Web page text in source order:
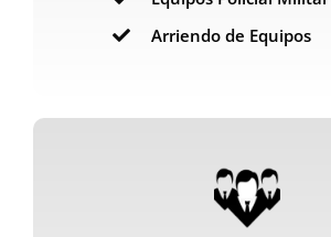
Arriendo de Equipos